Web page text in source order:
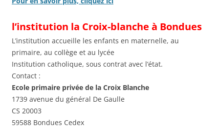
l’institution la Croix-blanche à Bondues
L’institution accueille les enfants en maternelle, au
primaire, au collège et au lycée
Institution catholique, sous contrat avec l’état.
Contact :
Ecole primaire privée de la Croix Blanche
1739 avenue du général De Gaulle
CS 20003
59588 Bondues Cedex